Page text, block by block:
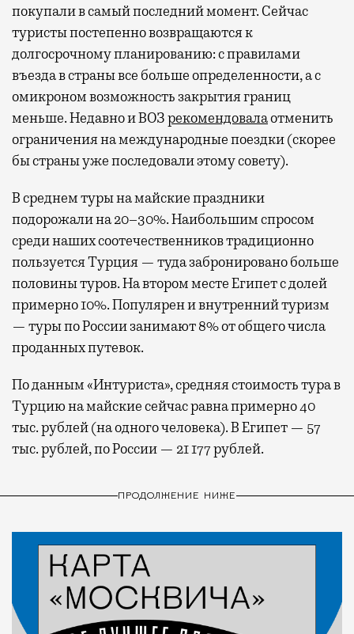
покупали в самый последний момент. Сейчас
туристы постепенно возвращаются к
долгосрочному планированию: с правилами
въезда в страны все больше определенности, а с
омикроном возможность закрытия границ
меньше. Недавно и ВОЗрекомендовалаотменить
ограничения на международные поездки (скорее
бы страны уже последовали этому совету).
В среднем туры на майские праздники
подорожали на 20–30%. Наибольшим спросом
среди наших соотечественников традиционно
пользуется Турция — туда забронировано больше
половины туров. На втором месте Египет с долей
примерно 10%. Популярен и внутренний туризм
— туры по России занимают 8% от общего числа
проданных путевок.
По данным «Интуриста», средняя стоимость тура в
Турцию на майские сейчас равна примерно 40
тыс. рублей (на одного человека). В Египет — 57
тыс. рублей, по России — 21 177 рублей.
ПРОДОЛЖЕНИЕ НИЖЕ